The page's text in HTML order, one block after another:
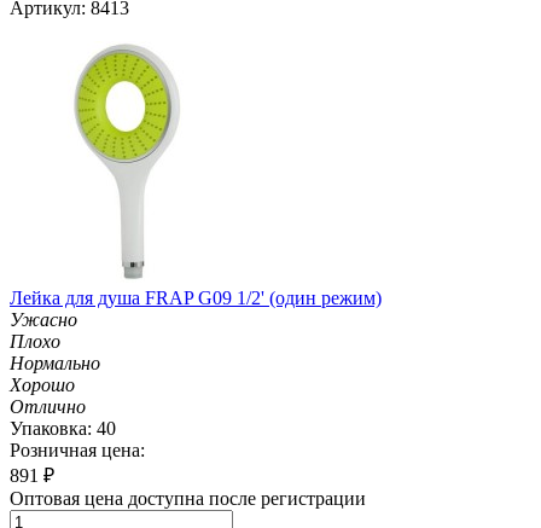
Артикул: 8413
Лейка для душа FRAP G09 1/2' (один режим)
Ужасно
Плохо
Нормально
Хорошо
Отлично
Упаковка: 40
Розничная цена:
891 ₽
Оптовая цена доступна после регистрации